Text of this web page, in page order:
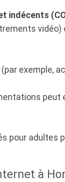
indécents
exemple,
pour
à